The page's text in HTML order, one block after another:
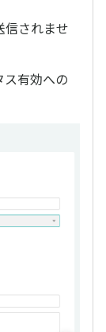
されませ
有効への